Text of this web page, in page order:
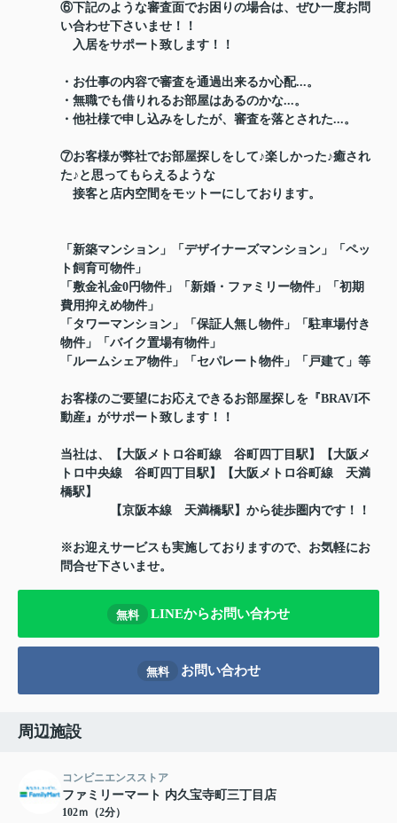
⑥下記のような審査面でお困りの場合は、ぜひ一度お問
い合わせ下さいませ！！
入居をサポート致します！！
・お仕事の内容で審査を通過出来るか心配...。
・無職でも借りれるお部屋はあるのかな...。
・他社様で申し込みをしたが、審査を落とされた...。
⑦お客様が弊社でお部屋探しをして♪楽しかった♪癒され
た♪と思ってもらえるような
接客と店内空間をモットーにしております。
「新築マンション」「デザイナーズマンション」「ペッ
ト飼育可物件」
「敷金礼金0円物件」「新婚・ファミリー物件」「初期
費用抑えめ物件」
「タワーマンション」「保証人無し物件」「駐車場付き
物件」「バイク置場有物件」
「ルームシェア物件」「セパレート物件」「戸建て」等
お客様のご要望にお応えできるお部屋探しを『BRAVI不
動産』がサポート致します！！
当社は、【大阪メトロ谷町線 谷町四丁目駅】【大阪メ
トロ中央線 谷町四丁目駅】【大阪メトロ谷町線 天満
橋駅】
【京阪本線 天満橋駅】から徒歩圏内です！！
※お迎えサービスも実施しておりますので、お気軽にお
問合せ下さいませ。
無料 LINEからお問い合わせ
無料 お問い合わせ
周辺施設
コンビニエンスストア
ファミリーマート 内久宝寺町三丁目店
102ｍ（2分）